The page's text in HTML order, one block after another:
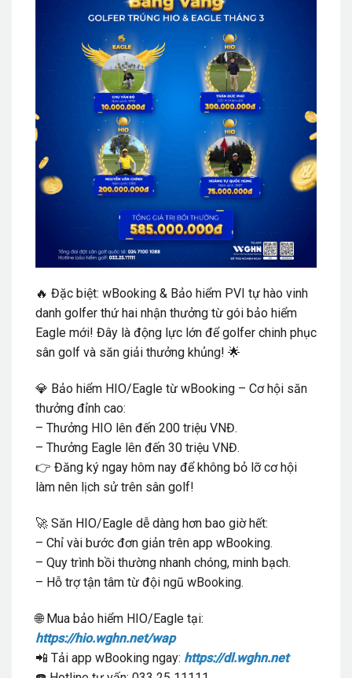
🔥 Đặc biệt: wBooking & Bảo hiểm PVI tự hào vinh
danh golfer thứ hai nhận thưởng từ gói bảo hiểm
Eagle mới! Đây là động lực lớn để golfer chinh phục
sân golf và săn giải thưởng khủng! 🌟
💎 Bảo hiểm HIO/Eagle từ wBooking – Cơ hội săn
thưởng đỉnh cao:
– Thưởng HIO lên đến 200 triệu VNĐ.
– Thưởng Eagle lên đến 30 triệu VNĐ.
👉 Đăng ký ngay hôm nay để không bỏ lỡ cơ hội
làm nên lịch sử trên sân golf!
🚀 Săn HIO/Eagle dễ dàng hơn bao giờ hết:
– Chỉ vài bước đơn giản trên app wBooking.
– Quy trình bồi thường nhanh chóng, minh bạch.
– Hỗ trợ tận tâm từ đội ngũ wBooking.
🌐 Mua bảo hiểm HIO/Eagle tại:
https://hio.wghn.net/wap
📲 Tải app wBooking ngay: https://dl.wghn.net